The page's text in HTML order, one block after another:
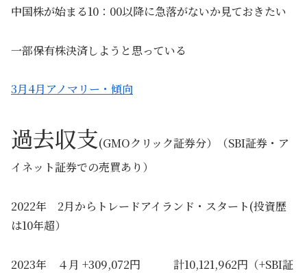
中国株が始まる10：00以降に急落がないか見ておきたい
一部保有株決済しようと思っている
3月4月アノマリー・傾向
過去収支(GMOクリック証券分）（SBI証券・ア
イネット証券での売買あり）
2022年 2月からトレードアイランド・スタート(投資歴
は10年超）
2023年 ４月 +309,072円 計10,121,962円（+SBI証